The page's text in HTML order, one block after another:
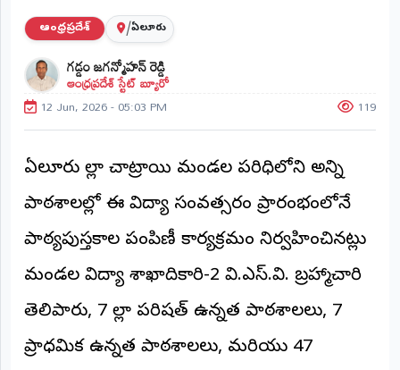
విభాగాలు
(MAIN)
వినోదం
భక్తి
క్రీడలు
జాతీయం
ఆర్టీఐ
ఆంధ్రప్రదేశ్ /ఏలూరు
గడ్డం జగన్మోహన్ రెడ్డి
ఆంధ్రప్రదేశ్ స్టేట్ బ్యూరో
12 Jun, 2026 - 05:03 PM 119
ఏలూరు జిల్లా చాట్రాయి మండల పరిధిలోని అన్ని
పాఠశాలల్లో ఈ విద్యా సంవత్సరం ప్రారంభంలోనే
పాఠ్యపుస్తకాల పంపిణీ కార్యక్రమం నిర్వహించినట్లు
మండల విద్యా శాఖాదికారి-2 వి.ఎస్.వి. బ్రహ్మాచారి
తెలిపారు, 7 జిల్లా పరిషత్ ఉన్నత పాఠశాలలు, 7
ప్రాధమిక ఉన్నత పాఠశాలలు, మరియు 47